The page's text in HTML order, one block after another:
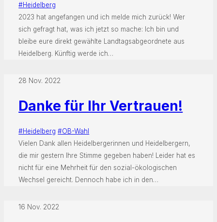
#Heidelberg
2023 hat angefangen und ich melde mich zurück! Wer
sich gefragt hat, was ich jetzt so mache: Ich bin und
bleibe eure direkt gewählte Landtagsabgeordnete aus
Heidelberg. Künftig werde ich…
28 Nov. 2022
Danke für Ihr Vertrauen!
#Heidelberg #OB-Wahl
Vielen Dank allen Heidelbergerinnen und Heidelbergern,
die mir gestern Ihre Stimme gegeben haben! Leider hat es
nicht für eine Mehrheit für den sozial-ökologischen
Wechsel gereicht. Dennoch habe ich in den…
16 Nov. 2022